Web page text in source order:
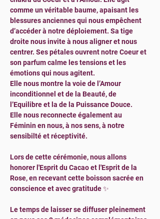
comme un véritable baume, apaisant les
blessures anciennes qui nous empêchent
d’accéder à notre déploiement. Sa tige
droite nous invite à nous aligner et nous
centrer. Ses pétales ouvrent notre Coeur et
son parfum calme les tensions et les
émotions qui nous agitent.
Elle nous montre la voie de l’Amour
inconditionnel et de la Beauté, de
l’Equilibre et la de la Puissance Douce.
Elle nous reconnecte également au
Féminin en nous, à nos sens, à notre
sensibilté et réceptivité.
Lors de cette cérémonie, nous allons
honorer l'Esprit du Cacao et l'Esprit de la
Rose, en recevant cette boisson sacrée en
conscience et avec gratitude ✨
Le temps de laisser se diffuser pleinement